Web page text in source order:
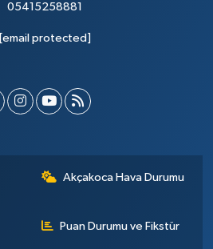
05415258881
[email protected]
Akçakoca Hava Durumu
Puan Durumu ve Fikstür